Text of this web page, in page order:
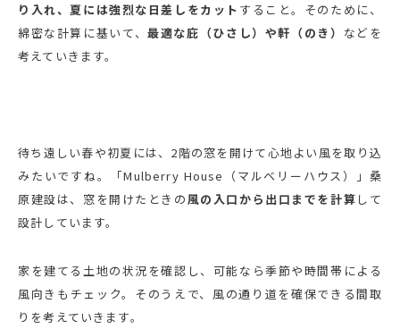
り入れ、夏には強烈な日差しをカット すること。そのために、
綿密な計算に基いて、最適な庇（ひさし）や軒（のき） などを
考えていきます。
待ち遠しい春や初夏には、2階の窓を開けて心地よい風を取り込
みたいですね。「Mulberry House（マルベリーハウス）」桑
原建設は、窓を開けたときの風の入口から出口までを計算 して
設計しています。
家を建てる土地の状況を確認し、可能なら季節や時間帯による
風向きもチェック。そのうえで、風の通り道を確保できる間取
りを考えていきます。